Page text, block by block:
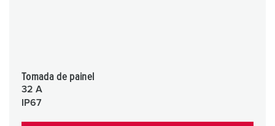
Tomada de painel
32 A
IP67